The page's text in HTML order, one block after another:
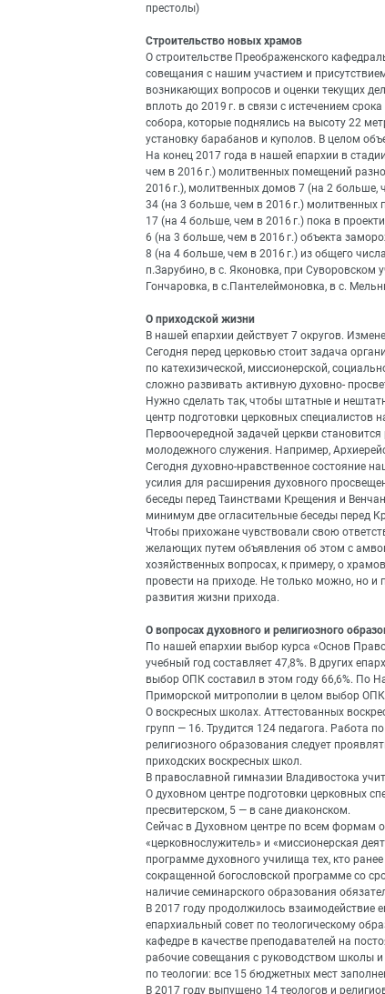
престолы)
Cтроительство новых храмов
О строительстве Преображенского
совещания с нашим участием и
возникающих вопросов и оценки текущих
вплоть до 2019 г. в связи с истечением
собора, которые поднялись на высоту 22
установку барабанов и куполов. В целом
На конец 2017 года в нашей епархии в
чем в 2016 г.) молитвенных помещений
2016 г.), молитвенных домов 7 (на 2 больше,
34 (на 3 больше, чем в 2016 г.) молитвенных
17 (на 4 больше, чем в 2016 г.) пока в
6 (на 3 больше, чем в 2016 г.) объекта
8 (на 4 больше, чем в 2016 г.) из общего
п.Зарубино, в с. Яконовка, при Суворовском
Гончаровка, в с.Пантелеймоновка, в с.
О приходской жизни
В нашей епархии действует 7 округов.
Сегодня перед церковью стоит задача
по катехизической, миссионерской,
сложно развивать активную духовно-
Нужно сделать так, чтобы штатные и
центр подготовки церковных специалистов
Первоочередной задачей церкви
молодежного служения. Например,
Сегодня духовно-нравственное состояние
усилия для расширения духовного
беседы перед Таинствами Крещения и
минимум две огласительные беседы перед
Чтобы прихожане чувствовали свою
желающих путем объявления об этом с
хозяйственных вопросах, к примеру, о
провести на приходе. Не только можно, но
развития жизни прихода.
О вопросах духовного и религиозного
По нашей епархии выбор курса «Основ
учебный год составляет 47,8%. В других
выбор ОПК составил в этом году 66,6%. По
Приморской митрополии в целом выбор ОПК
О воскресных школах. Аттестованных
групп — 16. Трудится 124 педагога. Работа
религиозного образования следует
приходских воскресных школ.
В православной гимназии Владивостока
О духовном центре подготовки церковных
пресвитерском, 5 — в сане диаконском.
Сейчас в Духовном центре по всем формам
«церковнослужитель» и «миссионерская
программе духовного училища тех, кто
сокращенной богословской программе со
наличие семинарского образования
В 2017 году продолжилось взаимодействие
епархиальный совет по теологическому
кафедре в качестве преподавателей на
рабочие совещания с руководством школы
по теологии: все 15 бюджетных мест
В 2017 году выпущено 14 теологов и